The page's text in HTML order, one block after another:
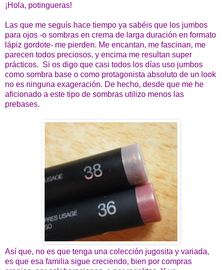
¡Hola, potingueras!
Las que me seguís hace tiempo ya sabéis que los jumbos
para ojos -o sombras en crema de larga duración en formato
lápiz gordote- me pierden. Me encantan, me fascinan, me
parecen todos preciosos, y encima me resultan super
prácticos. Si os digo que casi todos los días uso jumbos
como sombra base o como protagonista absoluto de un look
no es ninguna exageración. De hecho, desde que me he
aficionado a este tipo de sombras utilizo menos las
prebases.
Así que, no es que tenga una colección jugosita y variada,
es que esa familia sigue creciendo, bien por compras